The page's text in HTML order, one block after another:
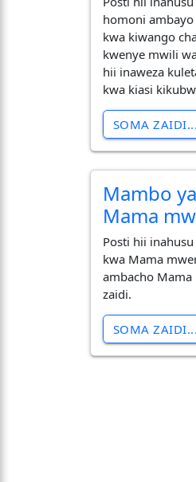
homoni
kwa kiwango
kwenye mwili
hii inaweza
kwa kiasi
SOMA ZAIDI...
Mambo
Mama
Posti hii
kwa Mama
ambacho
zaidi.
SOMA ZAIDI...